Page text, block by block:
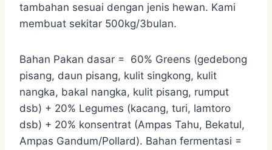
tambahan sesuai dengan jenis hewan. Kami
membuat sekitar 500kg/3bulan.
Bahan Pakan dasar = 60% Greens (gedebong
pisang, daun pisang, kulit singkong, kulit
nangka, bakal nangka, kulit pisang, rumput
dsb) + 20% Legumes (kacang, turi, lamtoro
dsb) + 20% konsentrat (Ampas Tahu, Bekatul,
Ampas Gandum/Pollard). Bahan fermentasi =